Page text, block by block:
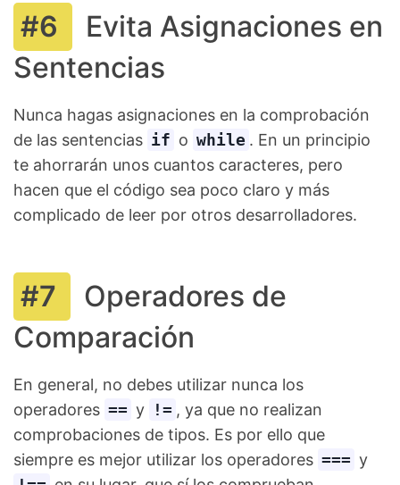
Evita Asignaciones en
Sentencias
Nunca hagas asignaciones en la comprobación
de las sentencias if o while . En un principio
te ahorrarán unos cuantos caracteres, pero
hacen que el código sea poco claro y más
complicado de leer por otros desarrolladores.
Operadores de
Comparación
En general, no debes utilizar nunca los
operadores == y != , ya que no realizan
comprobaciones de tipos. Es por ello que
siempre es mejor utilizar los operadores === y